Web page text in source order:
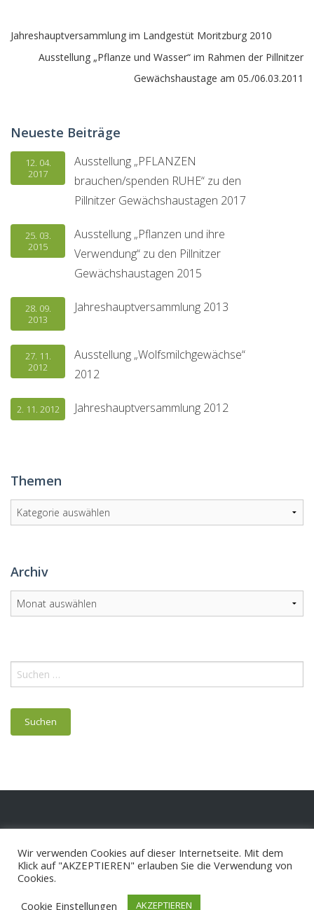
Beitragsnavigation
Jahreshauptversammlung im Landgestüt Moritzburg 2010
Ausstellung „Pflanze und Wasser“ im Rahmen der Pillnitzer
Gewächshaustage am 05./06.03.2011
Neueste Beiträge
Ausstellung „PFLANZEN
brauchen/spenden RUHE“ zu den
Pillnitzer Gewächshaustagen 2017
12. 04.
2017
Ausstellung „Pflanzen und ihre
Verwendung“ zu den Pillnitzer
Gewächshaustagen 2015
25. 03.
2015
Jahreshauptversammlung 2013
28. 09.
2013
Ausstellung „Wolfsmilchgewächse“
2012
27. 11.
2012
Jahreshauptversammlung 2012
2. 11. 2012
Themen
Themen
Archiv
Archiv
Suchen
nach:
Wir verwenden Cookies auf dieser Internetseite. Mit dem
Klick auf "AKZEPTIEREN" erlauben Sie die Verwendung von
Cookies.
Cookie Einstellungen
AKZEPTIEREN